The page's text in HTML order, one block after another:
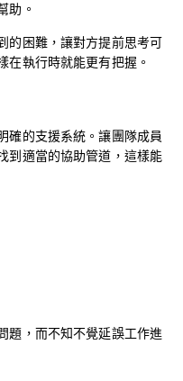
助。
的困難，讓對方提前思考可
在執行時就能更有把握。
確的支援系統。讓團隊成員
到適當的協助管道，這樣能
題，而不知不覺延誤工作進